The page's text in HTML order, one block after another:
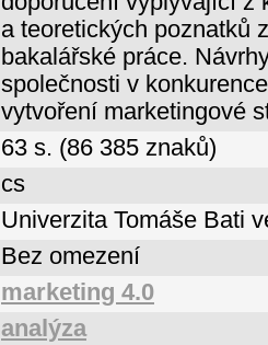
a teoretických poznatků
bakalářské práce.
společnosti v
vytvoření marketingové
63 s. (86 385 znaků)
cs
Univerzita Tomáše Bati
Bez omezení
marketing 4.0
analýza